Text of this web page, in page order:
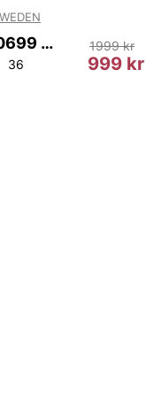
Eller S70699 4K5
36 999 kr
1999 kr